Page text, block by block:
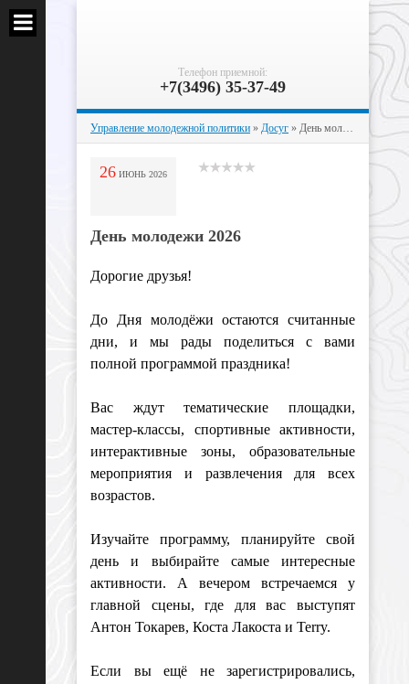
Телефон приемной:
+7(3496) 35-37-49
Управление молодежной политики » Досуг » День молодежи 2026
26 ИЮНЬ 2026
День молодежи 2026
Дорогие друзья!
До Дня молодёжи остаются считанные
дни, и мы рады поделиться с вами
полной программой праздника!
Вас ждут тематические площадки,
мастер-классы, спортивные активности,
интерактивные зоны, образовательные
мероприятия и развлечения для всех
возрастов.
Изучайте программу, планируйте свой
день и выбирайте самые интересные
активности. А вечером встречаемся у
главной сцены, где для вас выступят
Антон Токарев, Коста Лакоста и Terry.
Если вы ещё не зарегистрировались,